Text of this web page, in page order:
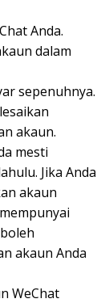
Anda.
dalam
sepenuhnya.
akaun.
mesti
Jika Anda
akaun
akaun Anda
WeChat